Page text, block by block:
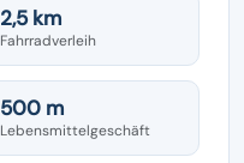
2,5 km
Fahrradverleih
500 m
Lebensmittelgeschäft